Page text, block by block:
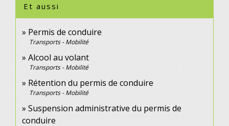
Et aussi
Permis de conduire
Transports - Mobilité
Alcool au volant
Transports - Mobilité
Rétention du permis de conduire
Transports - Mobilité
Suspension administrative du permis de
conduire